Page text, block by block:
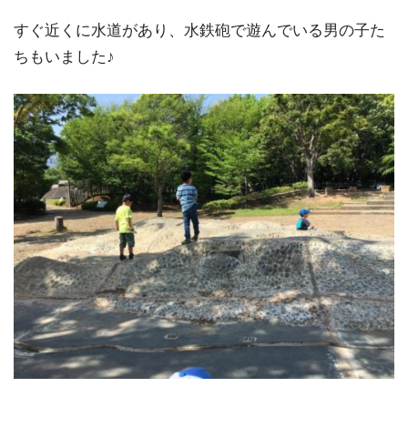
すぐ近くに水道があり、水鉄砲で遊んでいる男の子た
ちもいました♪